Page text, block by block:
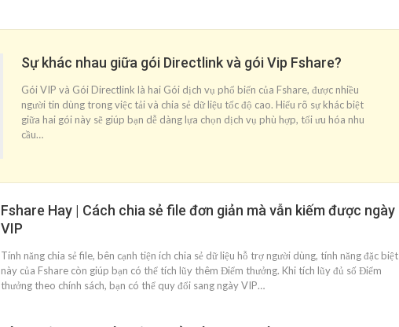
Sự khác nhau giữa gói Directlink và gói Vip Fshare?
Gói VIP và Gói Directlink là hai Gói dịch vụ phổ biến của Fshare, được nhiều
người tin dùng trong việc tải và chia sẻ dữ liệu tốc độ cao. Hiểu rõ sự khác biệt
giữa hai gói này sẽ giúp bạn dễ dàng lựa chọn dịch vụ phù hợp, tối ưu hóa nhu
cầu…
Fshare Hay | Cách chia sẻ file đơn giản mà vẫn kiếm được ngày
VIP
Tính năng chia sẻ file, bên cạnh tiện ích chia sẻ dữ liệu hỗ trợ người dùng, tính năng đặc biệt
này của Fshare còn giúp bạn có thể tích lũy thêm Điểm thưởng. Khi tích lũy đủ số Điểm
thưởng theo chính sách, bạn có thể quy đổi sang ngày VIP…